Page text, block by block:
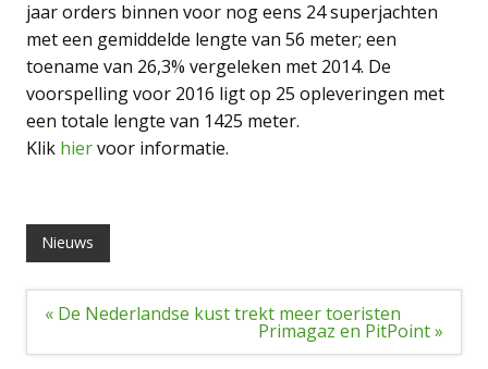
jaar orders binnen voor nog eens 24 superjachten
met een gemiddelde lengte van 56 meter; een
toename van 26,3% vergeleken met 2014. De
voorspelling voor 2016 ligt op 25 opleveringen met
een totale lengte van 1425 meter.
Klik hiervoor informatie.
Nieuws
Bericht
« De Nederlandse kust trekt meer toeristen
Primagaz en PitPoint »